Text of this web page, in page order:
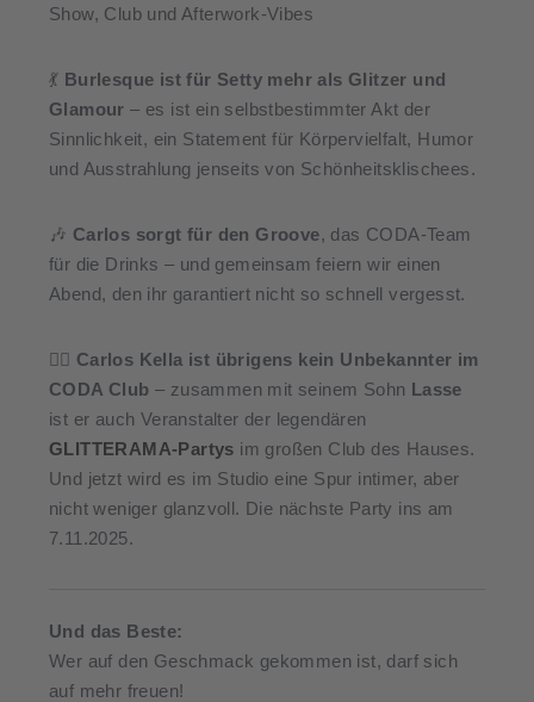
Show, Club und Afterwork-Vibes
💃 Burlesque ist für Setty mehr als Glitzer und
Glamour – es ist ein selbstbestimmter Akt der
Sinnlichkeit, ein Statement für Körpervielfalt, Humor
und Ausstrahlung jenseits von Schönheitsklischees.
🎶 Carlos sorgt für den Groove, das CODA-Team
für die Drinks – und gemeinsam feiern wir einen
Abend, den ihr garantiert nicht so schnell vergesst.
👯‍♀️ Carlos Kella ist übrigens kein Unbekannter im
CODA Club – zusammen mit seinem Sohn Lasse
ist er auch Veranstalter der legendären
GLITTERAMA-Partys im großen Club des Hauses.
Und jetzt wird es im Studio eine Spur intimer, aber
nicht weniger glanzvoll. Die nächste Party ins am
7.11.2025.
Und das Beste:
Wer auf den Geschmack gekommen ist, darf sich
auf mehr freuen!